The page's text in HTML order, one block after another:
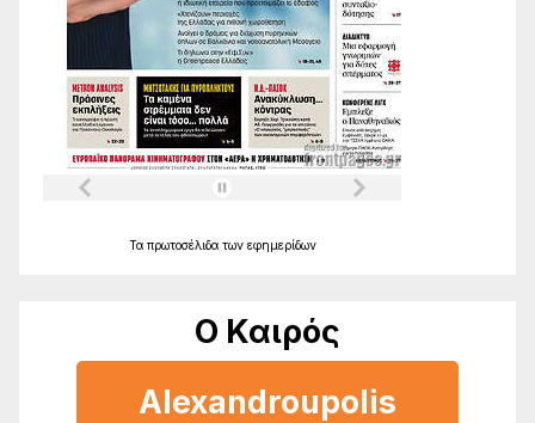
Τα πρωτοσέλιδα των εφημερίδων
Ο Καιρός
Alexandroupolis